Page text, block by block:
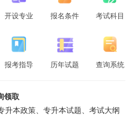
开设专业 报名条件 考试科目
报考指导 历年试题 查询系统
领取
升本政策、专升本试题、考试大纲